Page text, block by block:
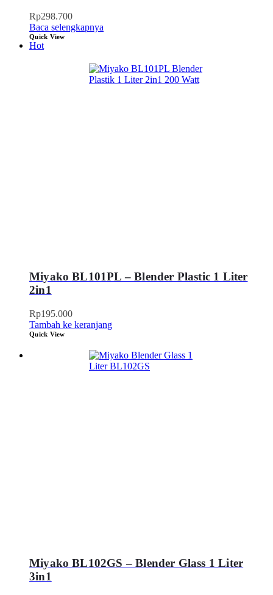
Rp298.700
Baca selengkapnya
Quick View
Hot
Miyako BL101PL – Blender Plastic 1 Liter
2in1
Rp195.000
Tambah ke keranjang
Quick View
Miyako BL102GS – Blender Glass 1 Liter
3in1